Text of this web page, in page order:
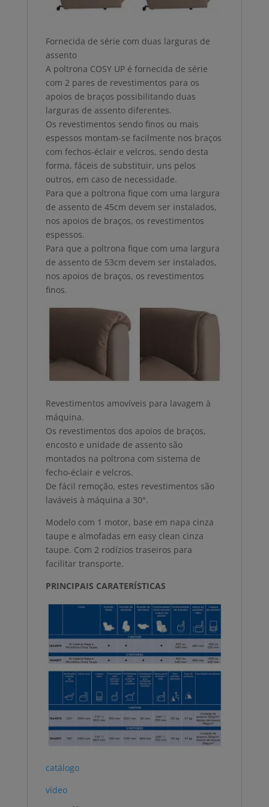
Fornecida de série com duas larguras de
assento
A poltrona COSY UP é fornecida de série
com 2 pares de revestimentos para os
apoios de braços possibilitando duas
larguras de assento diferentes.
Os revestimentos sendo finos ou mais
espessos montam-se facilmente nos braços
com fechos-éclair e velcros, sendo desta
forma, fáceis de substituir, uns pelos
outros, em caso de necessidade.
Para que a poltrona fique com uma largura
de assento de 45cm devem ser instalados,
nos apoios de braços, os revestimentos
espessos.
Para que a poltrona fique com uma largura
de assento de 53cm devem ser instalados,
nos apoios de braços, os revestimentos
finos.
Revestimentos amovíveis para lavagem à
máquina.
Os revestimentos dos apoios de braços,
encosto e unidade de assento são
montados na poltrona com sistema de
fecho-éclair e velcros.
De fácil remoção, estes revestimentos são
laváveis à máquina a 30°.
Modelo com 1 motor, base em napa cinza
taupe e almofadas em easy clean cinza
taupe. Com 2 rodízios traseiros para
facilitar transporte.
PRINCIPAIS CARATERÍSTICAS
catálogo
vídeo